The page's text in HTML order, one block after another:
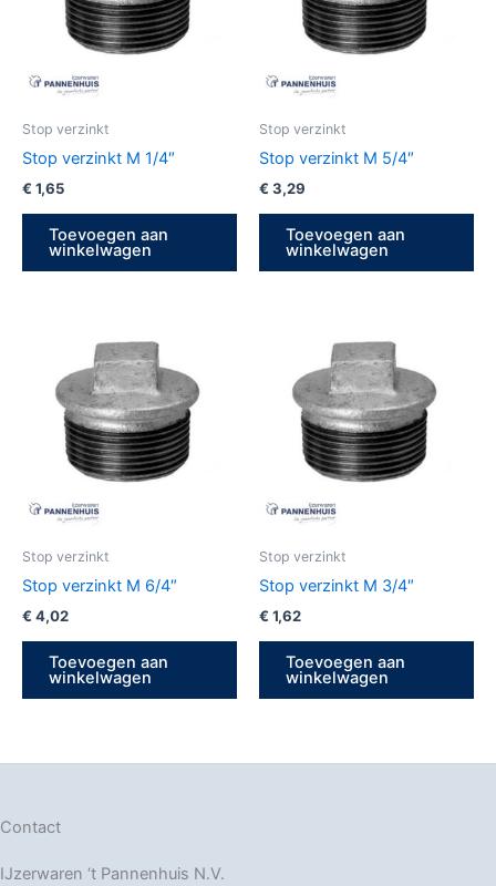
Stop verzinkt
Stop verzinkt M 1/4″
€ 1,65
Toevoegen aan
winkelwagen
Stop verzinkt
Stop verzinkt M 5/4″
€ 3,29
Toevoegen aan
winkelwagen
Stop verzinkt
Stop verzinkt M 6/4″
€ 4,02
Toevoegen aan
winkelwagen
Stop verzinkt
Stop verzinkt M 3/4″
€ 1,62
Toevoegen aan
winkelwagen
Contact
IJzerwaren ‘t Pannenhuis N.V.